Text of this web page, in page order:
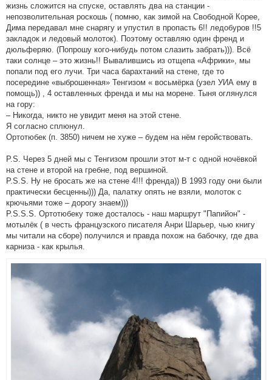
жизнь сложится на спуске, оставлять два на станции -
непозволительная роскошь ( помню, как зимой на Свободной Корее,
Дима передавал мне снарягу и упустил в пропасть 6!! ледобуров !!5
закладок и ледовый молоток). Поэтому оставляю один френд и
дюльферяю. (Попрошу кого-нибудь потом слазить забрать))). Всё
таки солнце – это жизнь!! Вывалившись из отщепа «Африки», мы
попали под его лучи. Три часа барахтаний на стене, где то
посередине «выброшенная» Тенгизом « восьмёрка (узел УИА ему в
помощь)) , 4 оставленных френда и мы на морене. Тыня оглянулся
на гору:
– Никогда, никто не увидит меня на этой стене.
Я согласно сплюнул.
Ортотюбек (п. 3850) ничем не хуже – будем на нём геройствовать.
P.S. Через 5 дней мы с Тенгизом прошли этот м-т с одной ночёвкой
на стене и второй на гребне, под вершиной.
P.S.S. Ну не бросать же на стене 4!!! френда)) В 1993 году они были
практически бесценны))) Да, палатку опять не взяли, молоток с
крючьями тоже – дорогу знаем)))
P.S.S.S. Ортотюбеку тоже досталось - наш маршрут "Папийон" -
мотылёк ( в честь французского писателя Анри Шарьер, чью книгу
мы читали на сборе) получился и правда похож на бабочку, где два
карниза - как крылья.